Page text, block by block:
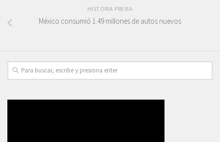
HISTORIA PREVIA
México consumió 1.49 millones de autos nuevos